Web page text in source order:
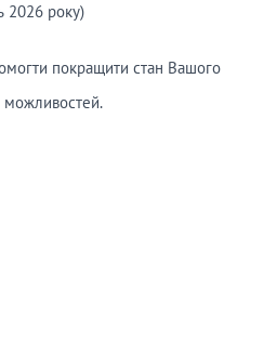
2026 року)
покращити стан Вашого
можливостей.